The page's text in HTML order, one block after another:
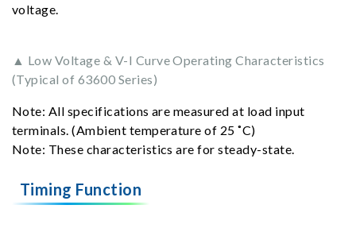
voltage.
▲ Low Voltage & V-I Curve Operating Characteristics
(Typical of 63600 Series)
Note: All specifications are measured at load input
terminals. (Ambient temperature of 25 ˚C)
Note: These characteristics are for steady-state.
Timing Function